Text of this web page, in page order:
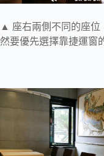
▲ 座右兩側不同的座位
然要優先選擇靠捷運窗